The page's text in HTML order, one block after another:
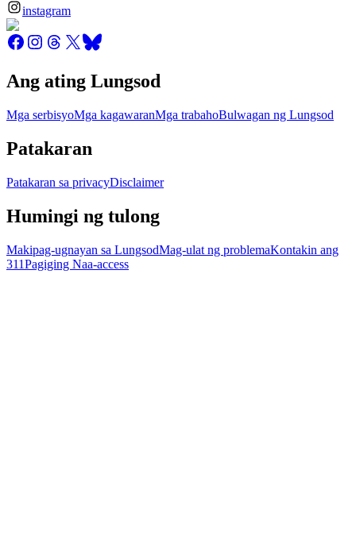
instagram
Ang ating Lungsod
Mga serbisyoMga kagawaranMga trabahoBulwagan ng Lungsod
Patakaran
Patakaran sa privacyDisclaimer
Humingi ng tulong
Makipag-ugnayan sa LungsodMag-ulat ng problemaKontakin ang
311Pagiging Naa-access